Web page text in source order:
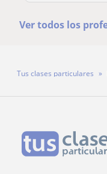
Ver todos los
Tus clases particulares